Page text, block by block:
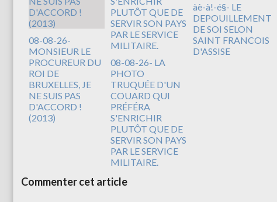
08-08-26-
MONSIEUR LE
PROCUREUR DU
ROI DE
BRUXELLES, JE
NE SUIS PAS
D'ACCORD !
(2013)
08-08-26- LA
PHOTO
TRUQUÉE D'UN
COUARD QUI
PRÉFÉRA
S'ENRICHIR
PLUTÔT QUE DE
SERVIR SON PAYS
PAR LE SERVICE
MILITAIRE.
àè-à!-é§- LE
DEPOUILLEMENT
DE SOI SELON
SAINT FRANCOIS
D'ASSISE
Commenter cet article